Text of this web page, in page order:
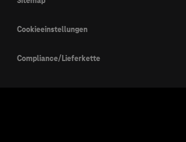
Cookieeinstellungen
Compliance/Lieferkette